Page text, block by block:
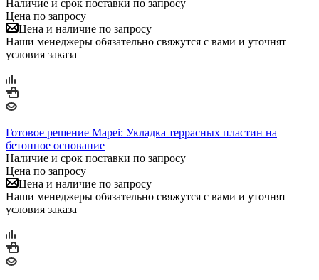
Наличие и срок поставки по запросу
Цена по запросу
Цена и наличие по запросу
Наши менеджеры обязательно свяжутся с вами и уточнят
условия заказа
Готовое решение Mapei: Укладка террасных пластин на
бетонное основание
Наличие и срок поставки по запросу
Цена по запросу
Цена и наличие по запросу
Наши менеджеры обязательно свяжутся с вами и уточнят
условия заказа